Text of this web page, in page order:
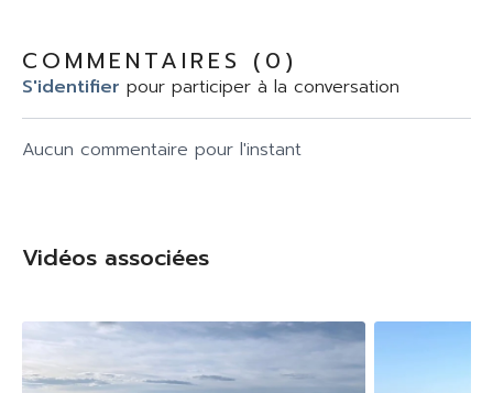
COMMENTAIRES ( 0 )
S'identifier pour participer à la conversation
Aucun commentaire pour l'instant
Vidéos associées